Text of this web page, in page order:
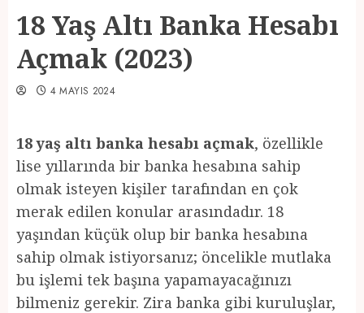
18 Yaş Altı Banka Hesabı
Açmak (2023)
4 MAYIS 2024
18 yaş altı banka hesabı açmak, özellikle
lise yıllarında bir banka hesabına sahip
olmak isteyen kişiler tarafından en çok
merak edilen konular arasındadır. 18
yaşından küçük olup bir banka hesabına
sahip olmak istiyorsanız; öncelikle mutlaka
bu işlemi tek başına yapamayacağınızı
bilmeniz gerekir. Zira banka gibi kuruluşlar,